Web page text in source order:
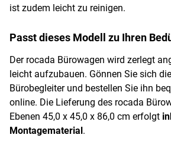
ist zudem leicht zu reinigen.
Passt dieses Modell zu Ihren
Der rocada Bürowagen wird zerlegt
leicht aufzubauen. Gönnen Sie sich
Bürobegleiter und bestellen Sie ihn
online. Die Lieferung des rocada
Ebenen 45,0 x 45,0 x 86,0 cm erfolgt
Montagematerial.